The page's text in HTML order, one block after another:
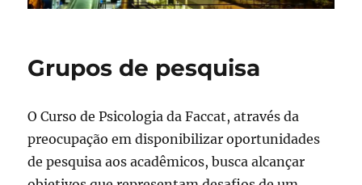
Grupos de pesquisa
O Curso de Psicologia da Faccat, através da
preocupação em disponibilizar oportunidades
de pesquisa aos acadêmicos, busca alcançar